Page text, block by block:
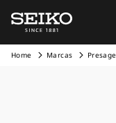
Home Marcas Presage